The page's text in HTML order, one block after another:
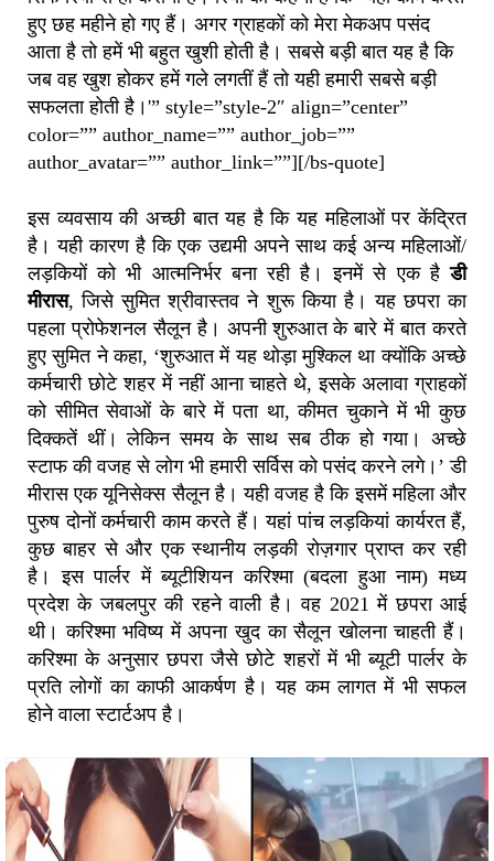
हुए छह महीने हो गए हैं। अगर ग्राहकों को मेरा मेकअप पसंद
आता है तो हमें भी बहुत खुशी होती है। सबसे बड़ी बात यह है कि
जब वह खुश होकर हमें गले लगतीं हैं तो यही हमारी सबसे बड़ी
सफलता होती है।'” style=”style-2″ align=”center”
color=”” author_name=”” author_job=””
author_avatar=”” author_link=””][/bs-quote]
इस व्यवसाय की अच्छी बात यह है कि यह महिलाओं पर केंद्रित
है। यही कारण है कि एक उद्यमी अपने साथ कई अन्य महिलाओं/
लड़कियों को भी आत्मनिर्भर बना रही है। इनमें से एक हैडी
मीरास, जिसे सुमित श्रीवास्तव ने शुरू किया है। यह छपरा का
पहला प्रोफेशनल सैलून है। अपनी शुरुआत के बारे में बात करते
हुए सुमित ने कहा, ‘शुरुआत में यह थोड़ा मुश्किल था क्योंकि अच्छे
कर्मचारी छोटे शहर में नहीं आना चाहते थे, इसके अलावा ग्राहकों
को सीमित सेवाओं के बारे में पता था, कीमत चुकाने में भी कुछ
दिक्कतें थीं। लेकिन समय के साथ सब ठीक हो गया। अच्छे
स्टाफ की वजह से लोग भी हमारी सर्विस को पसंद करने लगे।’ डी
मीरास एक यूनिसेक्स सैलून है। यही वजह है कि इसमें महिला और
पुरुष दोनों कर्मचारी काम करते हैं। यहां पांच लड़कियां कार्यरत हैं,
कुछ बाहर से और एक स्थानीय लड़की रोज़गार प्राप्त कर रही
है। इस पार्लर में ब्यूटीशियन करिश्मा (बदला हुआ नाम) मध्य
प्रदेश के जबलपुर की रहने वाली है। वह 2021 में छपरा आई
थी। करिश्मा भविष्य में अपना खुद का सैलून खोलना चाहती हैं।
करिश्मा के अनुसार छपरा जैसे छोटे शहरों में भी ब्यूटी पार्लर के
प्रति लोगों का काफी आकर्षण है। यह कम लागत में भी सफल
होने वाला स्टार्टअप है।